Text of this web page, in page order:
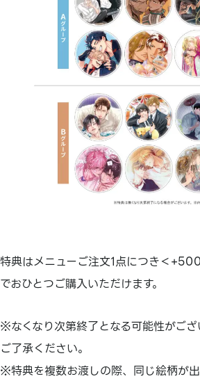
特典はメニューご注文1点につき＜
でおひとつご購入いただけます。
※なくなり次第終了となる可能性がご
ご了承ください。
※特典を複数お渡しの際、同じ絵柄が